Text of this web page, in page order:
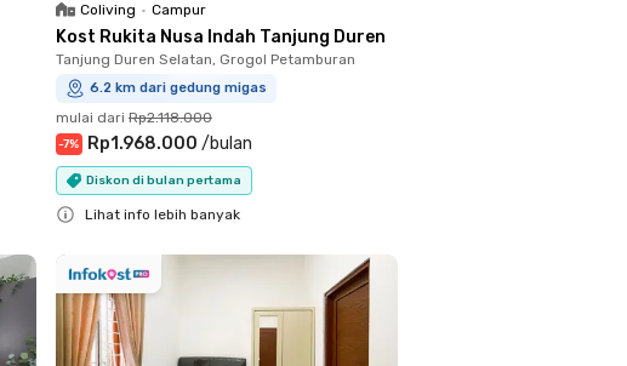
Coliving • Campur
Kost Rukita Nusa Indah Tanjung Duren
Tanjung Duren Selatan, Grogol Petamburan
6.2 km dari gedung migas
mulai dari Rp2.118.000
-7% Rp1.968.000 /bulan
Diskon di bulan pertama
Lihat info lebih banyak